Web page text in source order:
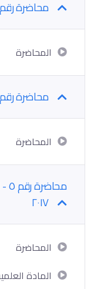
محاضرة رقم ٣
المحاضرة
محاضرة رقم ٤
المحاضرة
٢٠١٧
المحاضرة
المادة